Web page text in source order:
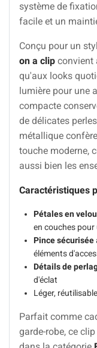
système de
facile et un
Conçu pour un
on a clip convient
qu'aux looks
lumière pour une
compacte
de délicates
métallique
touche moderne,
aussi bien les
Caractéristiques
Pétales en
en couches
Pince sécurisée
éléments
Détails de
d'éclat
Léger,
Parfait comme
garde-robe, ce